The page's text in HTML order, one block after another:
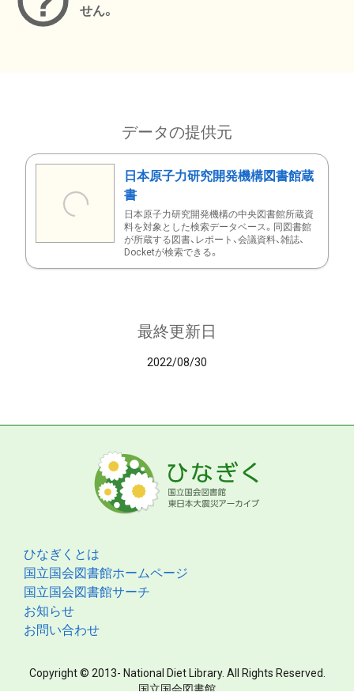
せん。
データの提供元
日本原子力研究開発機構図書館蔵
書
日本原子力研究開発機構の中央図書館所蔵資
料を対象とした検索データベース。同図書館
が所蔵する図書、レポート、会議資料、雑誌、
Docketが検索できる。
最終更新日
2022/08/30
ひなぎくとは
国立国会図書館ホームページ
国立国会図書館サーチ
お知らせ
お問い合わせ
Copyright © 2013- National Diet Library. All Rights Reserved.